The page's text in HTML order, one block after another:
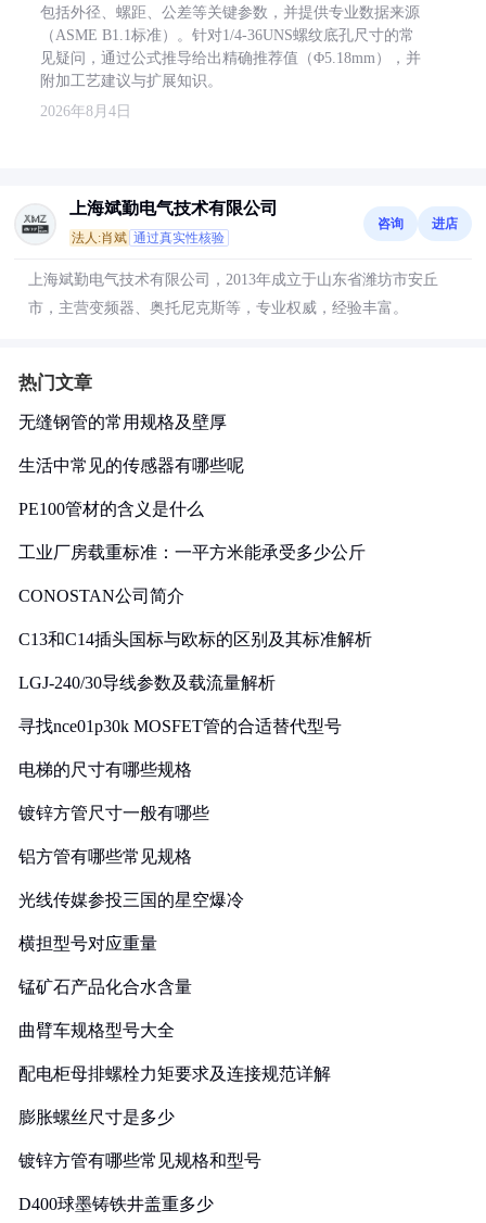
包括外径、螺距、公差等关键参数，并提供专业数据来源
（ASME B1.1标准）。针对1/4-36UNS螺纹底孔尺寸的常
见疑问，通过公式推导给出精确推荐值（Φ5.18mm），并
附加工艺建议与扩展知识。
2026年8月4日
上海斌勤电气技术有限公司
法人:肖斌 通过真实性核验
咨询 进店
上海斌勤电气技术有限公司，2013年成立于山东省潍坊市安丘
市，主营变频器、奥托尼克斯等，专业权威，经验丰富。
热门文章
无缝钢管的常用规格及壁厚
生活中常见的传感器有哪些呢
PE100管材的含义是什么
工业厂房载重标准：一平方米能承受多少公斤
CONOSTAN公司简介
C13和C14插头国标与欧标的区别及其标准解析
LGJ-240/30导线参数及载流量解析
寻找nce01p30k MOSFET管的合适替代型号
电梯的尺寸有哪些规格
镀锌方管尺寸一般有哪些
铝方管有哪些常见规格
光线传媒参投三国的星空爆冷
横担型号对应重量
锰矿石产品化合水含量
曲臂车规格型号大全
配电柜母排螺栓力矩要求及连接规范详解
膨胀螺丝尺寸是多少
镀锌方管有哪些常见规格和型号
D400球墨铸铁井盖重多少